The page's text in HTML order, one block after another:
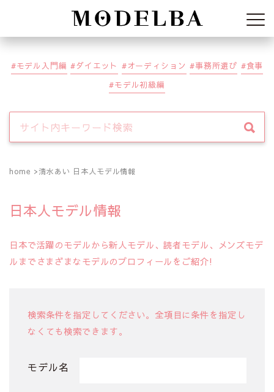
Modelba
モデル入門編 ダイエット オーディション 事務所選び
食事
モデル初級編
home 清水あい 日本人モデル情報
日本人モデル情報
日本で活躍のモデルから新人モデル、読者モデル、メンズモデ
ルまでさまざまなモデルのプロフィールをご紹介!
検索条件を指定してください。全項目に条件を指定し
なくても検索できます。
モデル名